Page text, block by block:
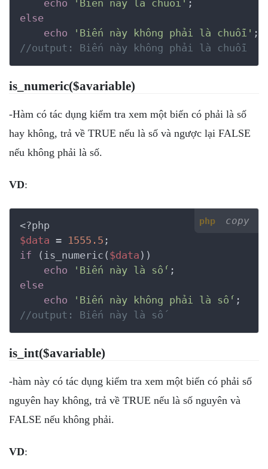
echo 'Biến này là chuỗi'
else
echo
'Biến này không phải là chuỗi'
//output: Biến này không phải là chuỗi
is_numeric($avariable)
-Hàm có tác dụng kiểm tra xem một biến có phải là số
hay không, trả về TRUE nếu là số và ngược lại FALSE
nếu không phải là số.
VD:
php copy
<?php
$data = 1555.5
if (is_numeric( $data ))
echo
'Biến này là số'
else
echo
'Biến này không phải là số'
//output: Biến này là số
is_int($avariable)
-hàm này có tác dụng kiểm tra xem một biến có phải số
nguyên hay không, trả về TRUE nếu là số nguyên và
FALSE nếu không phải.
VD: